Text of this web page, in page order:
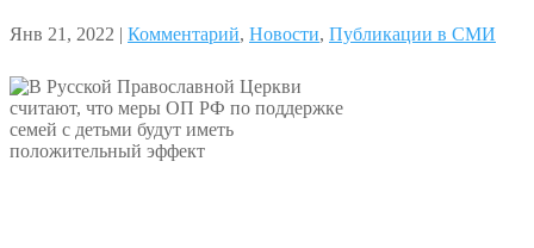
Янв 21, 2022 | Комментарий, Новости, Публикации в СМИ